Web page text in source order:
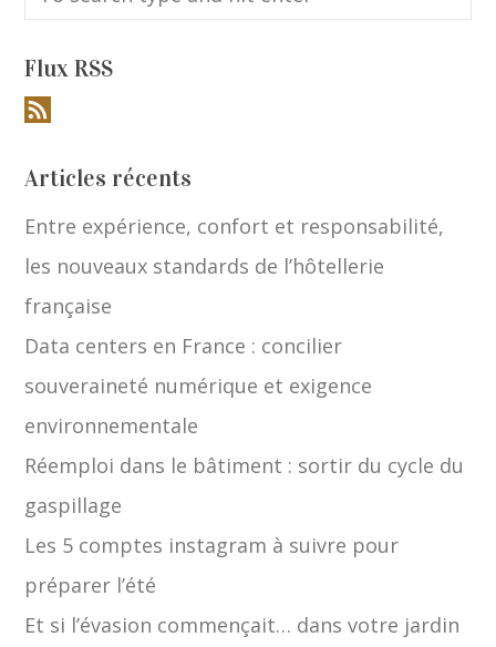
Flux RSS
Articles récents
Entre expérience, confort et responsabilité,
les nouveaux standards de l’hôtellerie
française
Data centers en France : concilier
souveraineté numérique et exigence
environnementale
Réemploi dans le bâtiment : sortir du cycle du
gaspillage
Les 5 comptes instagram à suivre pour
préparer l’été
Et si l’évasion commençait… dans votre jardin